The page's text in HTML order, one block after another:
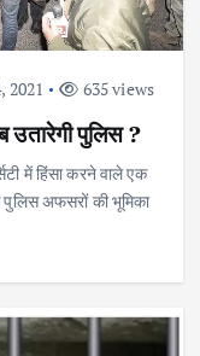
2021 635 views
पुलिस ?
में हिंसा करने वाले एक
पुलिस अफसरों की भूमिका